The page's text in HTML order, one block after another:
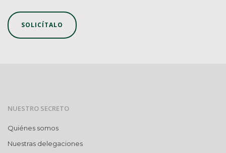
SOLICÍTALO
NUESTRO SECRETO
Quiénes somos
Nuestras delegaciones